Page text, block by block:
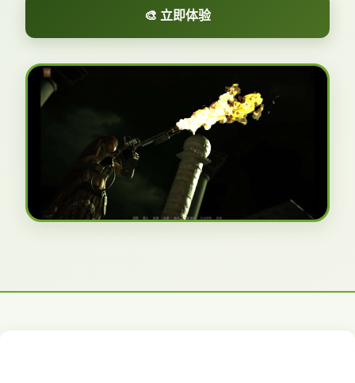
🎨 立即体验